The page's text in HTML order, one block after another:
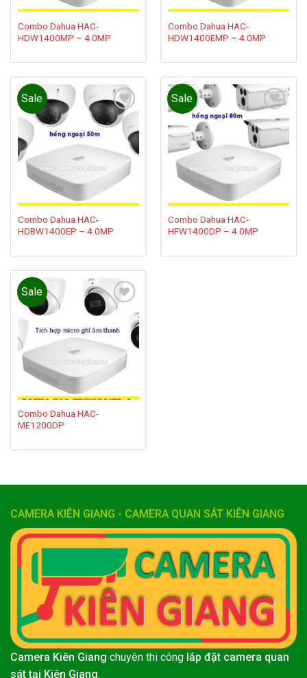
Combo Dahua HAC-
HDW1400MP – 4.0MP
Combo Dahua HAC-
HDW1400EMP – 4.0MP
Sale
Add to
wishlist
Combo Dahua HAC-
HDBW1400EP – 4.0MP
Sale
Add to
wishlist
Combo Dahua HAC-
HFW1400DP – 4.0MP
Sale
Add to
wishlist
Combo Dahua HAC-
ME1200DP
CAMERA KIÊN GIANG - CAMERA QUAN SÁT KIÊN GIANG
Camera Kiên Giang chuyên thi công lắp đặt camera quan
sát tại Kiên Giang.